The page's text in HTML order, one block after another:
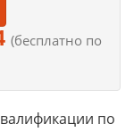
(бесплатно по
по